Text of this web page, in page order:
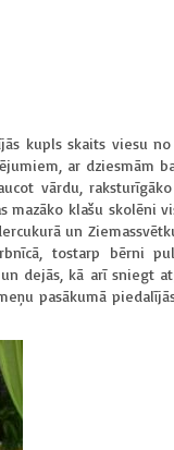
kupls skaits viesu
ar dziesmām
vārdu,
mazāko klašu skolēni
un
tostarp bērni
dejās, kā arī sniegt
pasākumā